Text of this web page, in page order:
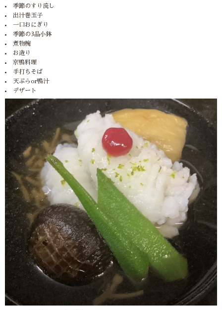
季節のすり流し
出汁巻玉子
一口おにぎり
季節の3品小鉢
煮物椀
お造り
京鴨料理
手打ちそば
天ぷらor鴨汁
デザート